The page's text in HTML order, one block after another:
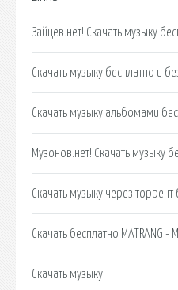
Зайцев.нет! Скачать музыку
Скачать музыку бесплатно и
Скачать музыку альбомами
Музонов.нет! Скачать музыку
Скачать музыку через торрент
Скачать бесплатно MATRANG -
Скачать музыку